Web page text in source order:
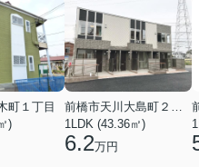
町１丁目
)
前橋市天川大島町２丁目
1LDK (43.36㎡)
6.2万円